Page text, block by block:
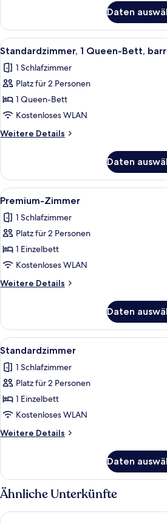
1
Queen-
Bett
Daten
Alle
Fotos
für
Standardzimmer,
1
Queen-
Bett,
barrierefrei
Ein
5
Standardzimmer, 1 Queen-Bett,
1 Schlafzimmer
Platz für 2 Personen
1 Queen-Bett
Kostenloses WLAN
Weitere Details
Weitere
1
Queen-
Bett,
Daten
Alle
Fotos
für
Premium-
Zimmer
anzeigen
Ein
5
Premium-Zimmer
1 Schlafzimmer
Platz für 2 Personen
1 Einzelbett
Kostenloses WLAN
Weitere Details
Weitere
Zimmer
Daten
Alle
Fotos
für
Standardzimmer
anzeigen
Ein
4
Standardzimmer
1 Schlafzimmer
Platz für 2 Personen
1 Einzelbett
Kostenloses WLAN
Weitere Details
Weitere
Daten
Ähnliche Unterkünfte
Leonardo Hotel Eschborn Frankfurt